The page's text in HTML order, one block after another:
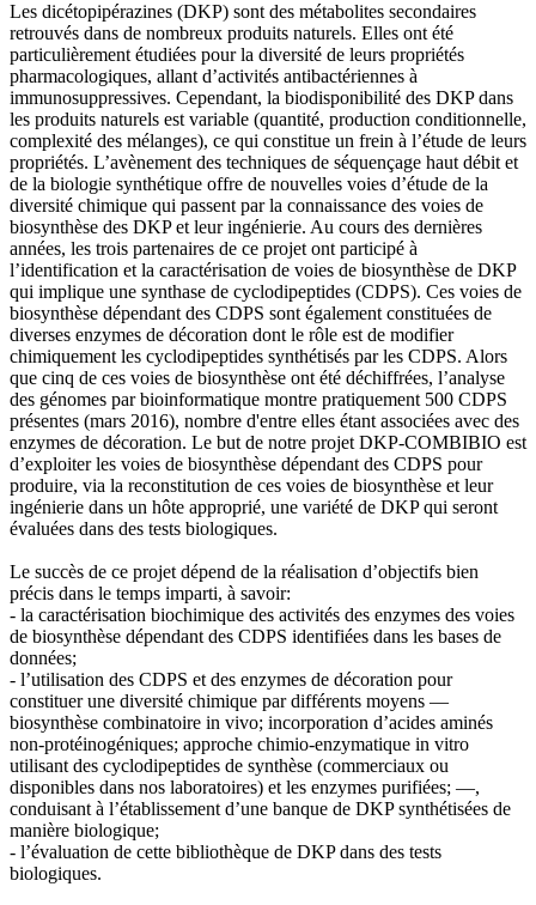
Les dicétopipérazines (DKP) sont des métabolites secondaires
retrouvés dans de nombreux produits naturels. Elles ont été
particulièrement étudiées pour la diversité de leurs propriétés
pharmacologiques, allant d’activités antibactériennes à
immunosuppressives. Cependant, la biodisponibilité des DKP dans
les produits naturels est variable (quantité, production conditionnelle,
complexité des mélanges), ce qui constitue un frein à l’étude de leurs
propriétés. L’avènement des techniques de séquençage haut débit et
de la biologie synthétique offre de nouvelles voies d’étude de la
diversité chimique qui passent par la connaissance des voies de
biosynthèse des DKP et leur ingénierie. Au cours des dernières
années, les trois partenaires de ce projet ont participé à
l’identification et la caractérisation de voies de biosynthèse de DKP
qui implique une synthase de cyclodipeptides (CDPS). Ces voies de
biosynthèse dépendant des CDPS sont également constituées de
diverses enzymes de décoration dont le rôle est de modifier
chimiquement les cyclodipeptides synthétisés par les CDPS. Alors
que cinq de ces voies de biosynthèse ont été déchiffrées, l’analyse
des génomes par bioinformatique montre pratiquement 500 CDPS
présentes (mars 2016), nombre d'entre elles étant associées avec des
enzymes de décoration. Le but de notre projet DKP-COMBIBIO est
d’exploiter les voies de biosynthèse dépendant des CDPS pour
produire, via la reconstitution de ces voies de biosynthèse et leur
ingénierie dans un hôte approprié, une variété de DKP qui seront
évaluées dans des tests biologiques.
Le succès de ce projet dépend de la réalisation d’objectifs bien
précis dans le temps imparti, à savoir:
- la caractérisation biochimique des activités des enzymes des voies
de biosynthèse dépendant des CDPS identifiées dans les bases de
données;
- l’utilisation des CDPS et des enzymes de décoration pour
constituer une diversité chimique par différents moyens —
biosynthèse combinatoire in vivo; incorporation d’acides aminés
non-protéinogéniques; approche chimio-enzymatique in vitro
utilisant des cyclodipeptides de synthèse (commerciaux ou
disponibles dans nos laboratoires) et les enzymes purifiées; —,
conduisant à l’établissement d’une banque de DKP synthétisées de
manière biologique;
- l’évaluation de cette bibliothèque de DKP dans des tests
biologiques.